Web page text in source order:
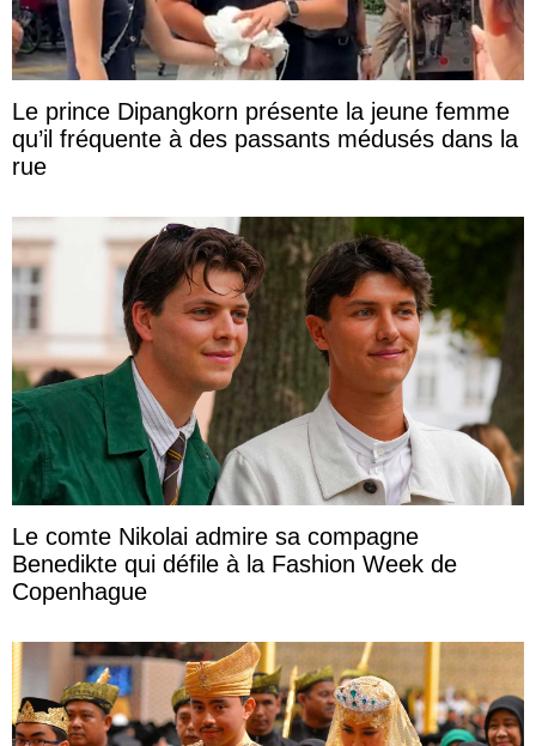
Le prince Dipangkorn présente la jeune femme
qu’il fréquente à des passants médusés dans la
rue
Le comte Nikolai admire sa compagne
Benedikte qui défile à la Fashion Week de
Copenhague